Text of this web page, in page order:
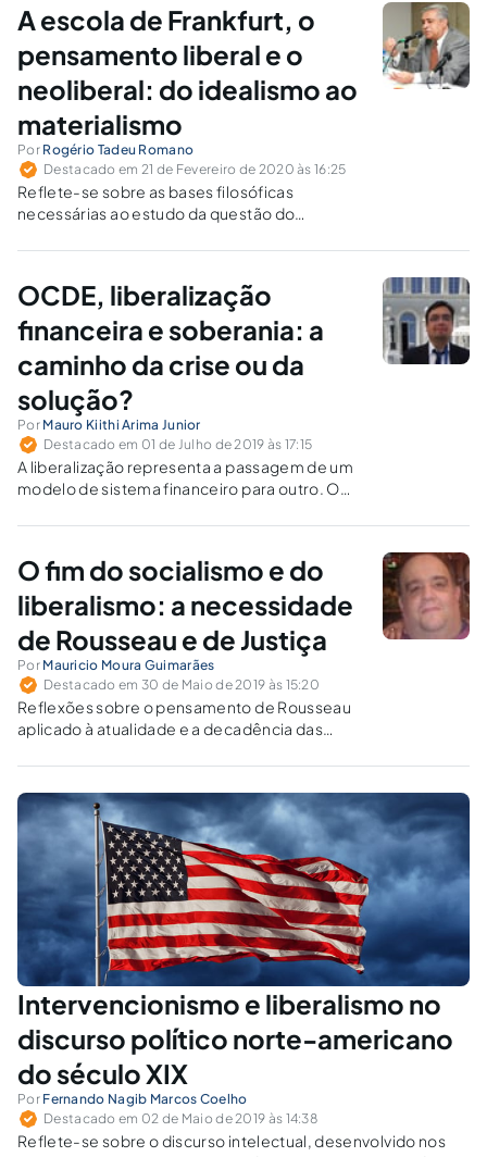
A escola de Frankfurt, o
pensamento liberal e o
neoliberal: do idealismo ao
materialismo
Por Rogério Tadeu Romano
Destacado em 21 de Fevereiro de 2020 às 16:25
Reflete-se sobre as bases filosóficas
necessárias ao estudo da questão do
marxismo cultural.
OCDE, liberalização
financeira e soberania: a
caminho da crise ou da
solução?
Por Mauro Kiithi Arima Junior
Destacado em 01 de Julho de 2019 às 17:15
A liberalização representa a passagem de um
modelo de sistema financeiro para outro. O
realizar as reformas institucionais necessárias
traumática para os agentes econômicos
principais e para a sociedade como um todo.
O fim do socialismo e do
liberalismo: a necessidade
de Rousseau e de Justiça
Por Mauricio Moura Guimarães
Destacado em 30 de Maio de 2019 às 15:20
Reflexões sobre o pensamento de Rousseau
aplicado à atualidade e a decadência das
Intervencionismo e liberalismo no
discurso político norte-americano
do século XIX
Por Fernando Nagib Marcos Coelho
Destacado em 02 de Maio de 2019 às 14:38
Reflete-se sobre o discurso intelectual, desenvolvido nos